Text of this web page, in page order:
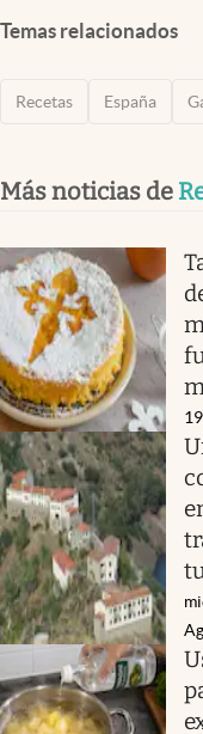
Temas relacionados
Recetas España
Más noticias de